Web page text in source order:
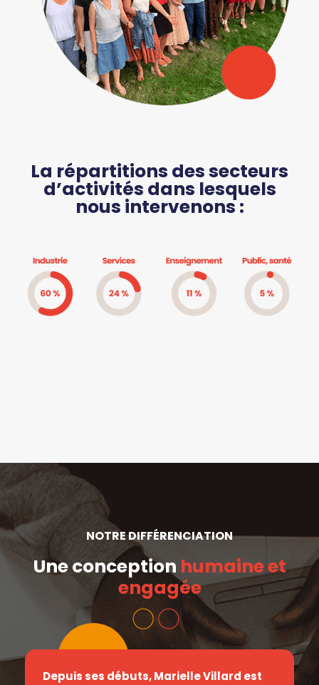
La répartitions des secteurs
d’activités dans lesquels
nous intervenons :
NOTRE DIFFÉRENCIATION
Une conception humaine et
engagée
Depuis ses débuts, Marielle Villard est